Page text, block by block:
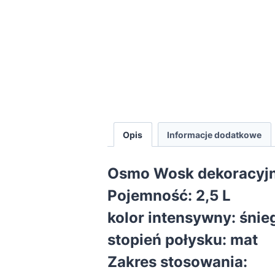
Opis Informacje dodatkowe
Osmo Wosk
Pojemność: 2,5 L
kolor intensywny:
stopień połysku: mat
Zakres stosowania: